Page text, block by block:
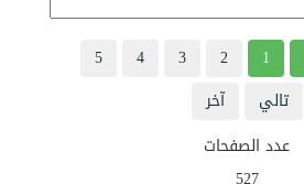
1
2
3
4
5
تالي
آخر
عدد الصفحات